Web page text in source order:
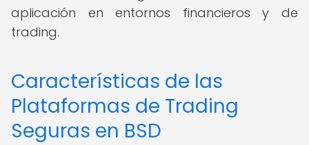
aplicación en entornos financieros y de
trading.
Características de las
Plataformas de Trading
Seguras en BSD